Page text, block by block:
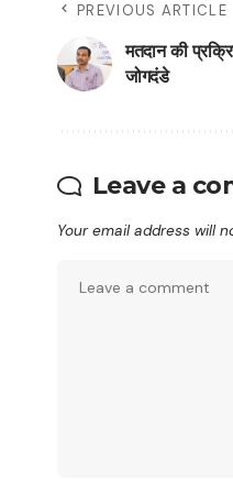
PREVIOUS ARTICLE
मतदान की
जोगदंडे
Leave a
Your email address will